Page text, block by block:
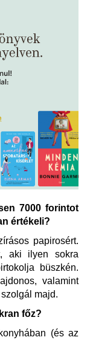
7000 forintot
értékeli?
papirosért.
aki ilyen sokra
büszkén.
valamint
majd.
főz?
(és az